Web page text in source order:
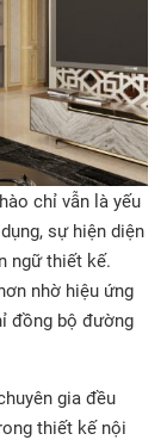
chỉ vẫn là yếu
sự hiện diện
ngữ thiết kế.
nhờ hiệu ứng
đồng bộ đường
gia đều
thiết kế nội